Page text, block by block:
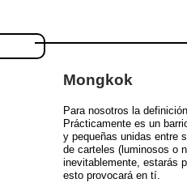
Mongkok
Para nosotros la
Prácticamente es un
y pequeñas unidas entre
de carteles (luminosos o
inevitablemente, estarás
esto provocará en tí.